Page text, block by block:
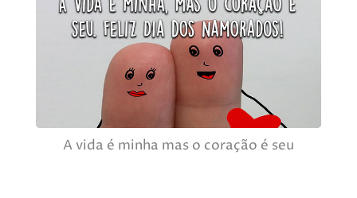
A vida é minha mas o coração é seu